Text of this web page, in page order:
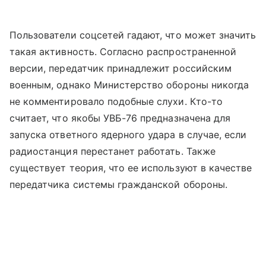
Пользователи соцсетей гадают, что может значить
такая активность. Согласно распространенной
версии, передатчик принадлежит российским
военным, однако Министерство обороны никогда
не комментировало подобные слухи. Кто-то
считает, что якобы УВБ-76 предназначена для
запуска ответного ядерного удара в случае, если
радиостанция перестанет работать. Также
существует теория, что ее используют в качестве
передатчика системы гражданской обороны.